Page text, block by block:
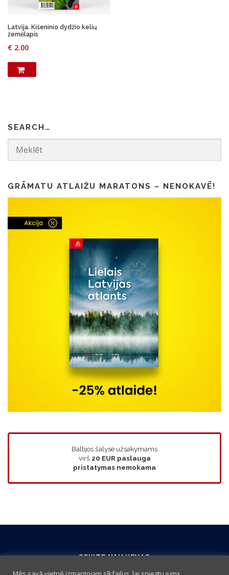
Latvija. Kišeninio dydžio kelių
žemėlapis
€ 2.00
SEARCH…
GRĀMATU ATLAIŽU MARATONS – NENOKAVĒ!
Baltijos šalyse užsakymams
virš 20 EUR paslauga
pristatymas nemokama
SEKITE NAUJIENAS